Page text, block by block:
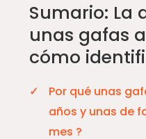
Sumario: La
unas gafas
cómo
Por qué unas
años y unas de
mes ?